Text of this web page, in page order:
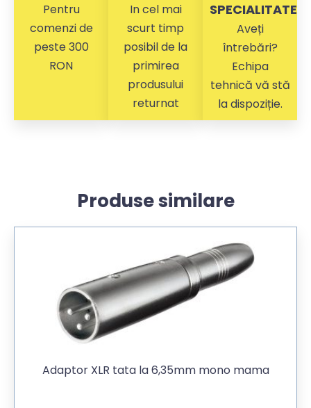
Pentru
comenzi de
peste 300
RON
In cel mai
scurt timp
posibil de la
primirea
produsului
returnat
SPECIALITATE
Aveți
întrebări?
Echipa
tehnică vă stă
la dispoziție.
Produse similare
Adaptor XLR tata la 6,35mm mono mama